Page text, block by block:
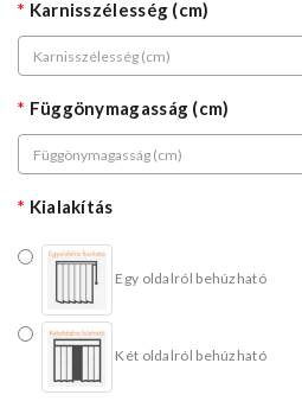
Karnisszélesség (cm)
Függönymagasság (cm)
Kialakítás
Egy oldalról behúzható
Két oldalról behúzható